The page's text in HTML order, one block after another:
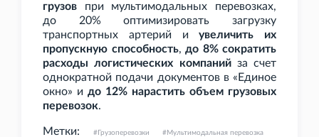
грузов при мультимодальных перевозках,
до 20% оптимизировать загрузку
транспортных артерий иувеличить их
пропускную способность, до 8% сократить
расходы логистических компанийза счет
однократной подачи документов в «Единое
окно» и до 12% нарастить объем грузовых
перевозок.
Метки: Грузоперевозки Мультимодальная перевозка